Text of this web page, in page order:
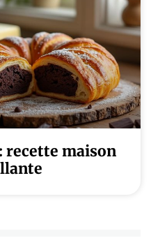
recette maison